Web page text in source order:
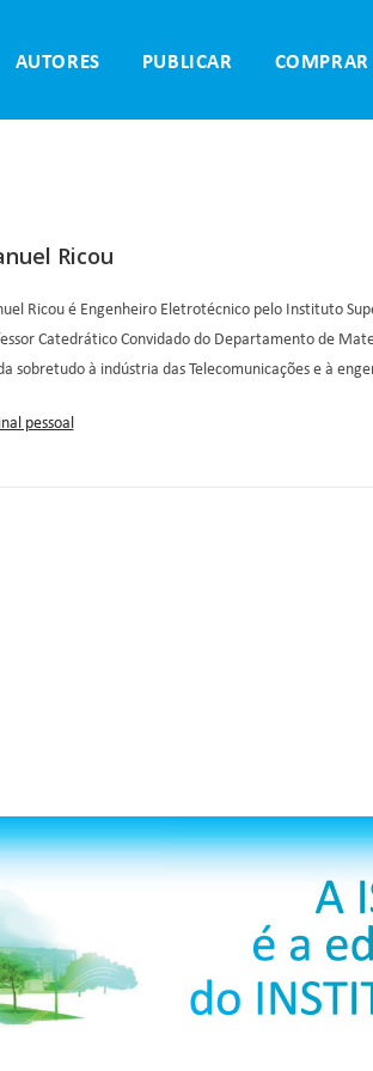
AUTORES PUBLICAR COMPRAR
Ricou
Ricou é Engenheiro Eletrotécnico pelo Instituto
Catedrático Convidado do Departamento de
sobretudo à indústria das Telecomunicações e à
pessoal